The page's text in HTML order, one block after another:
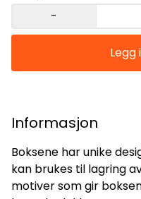
-
Informasjon
Boksene har unike
kan brukes til lagring
motiver som gir